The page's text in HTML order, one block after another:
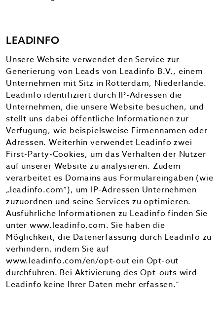
LEADINFO
Unsere Website verwendet den Service zur
Generierung von Leads von Leadinfo B.V., einem
Unternehmen mit Sitz in Rotterdam, Niederlande.
Leadinfo identifiziert durch IP-Adressen die
Unternehmen, die unsere Website besuchen, und
stellt uns dabei öffentliche Informationen zur
Verfügung, wie beispielsweise Firmennamen oder
Adressen. Weiterhin verwendet Leadinfo zwei
First-Party-Cookies, um das Verhalten der Nutzer
auf unserer Website zu analysieren. Zudem
verarbeitet es Domains aus Formulareingaben (wie
„leadinfo.com“), um IP-Adressen Unternehmen
zuzuordnen und seine Services zu optimieren.
Ausführliche Informationen zu Leadinfo finden Sie
unter www.leadinfo.com. Sie haben die
Möglichkeit, die Datenerfassung durch Leadinfo zu
verhindern, indem Sie auf
www.leadinfo.com/en/opt-out ein Opt-out
durchführen. Bei Aktivierung des Opt-outs wird
Leadinfo keine Ihrer Daten mehr erfassen.“